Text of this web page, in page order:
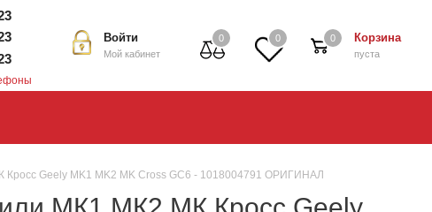
0 0 Корзина
пуста
0
Войти
Мой кабинет
Geely MK1 MK2 MK Cross GC6 - 1018004791 ОРИГИНАЛ